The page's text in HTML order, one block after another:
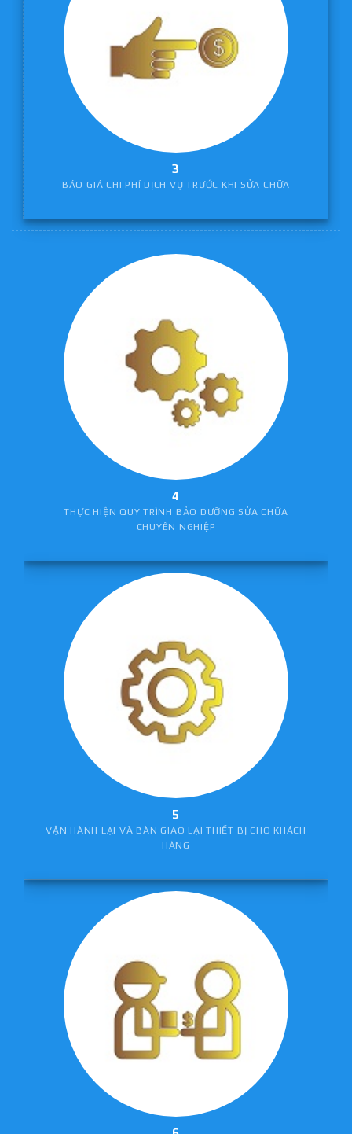
3
BÁO GIÁ CHI PHÍ DỊCH VỤ TRƯỚC KHI SỬA CHỮA
4
THỰC HIỆN QUY TRÌNH BẢO DƯỠNG SỬA CHỮA
CHUYÊN NGHIỆP
5
VẬN HÀNH LẠI VÀ BÀN GIAO LẠI THIẾT BỊ CHO KHÁCH
HÀNG